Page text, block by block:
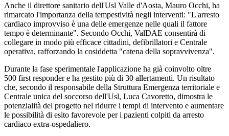
Anche il direttore sanitario dell'Usl Valle d'Aosta, Mauro Occhi, ha
rimarcato l'importanza della tempestività negli interventi: "L'arresto
cardiaco improvviso è una delle emergenze nelle quali il fattore
tempo è determinante". Secondo Occhi, ValDAE consentirà di
collegare in modo più efficace cittadini, defibrillatori e Centrale
operativa, rafforzando la cosiddetta "catena della sopravvivenza".
Durante la fase sperimentale l'applicazione ha già coinvolto oltre
500 first responder e ha gestito più di 30 allertamenti. Un risultato
che, secondo il responsabile della Struttura Emergenza territoriale e
Centrale unica del soccorso dell'Usl, Luca Cavoretto, dimostra le
potenzialità del progetto nel ridurre i tempi di intervento e aumentare
le possibilità di esito favorevole per i pazienti colpiti da arresto
cardiaco extra-ospedaliero.